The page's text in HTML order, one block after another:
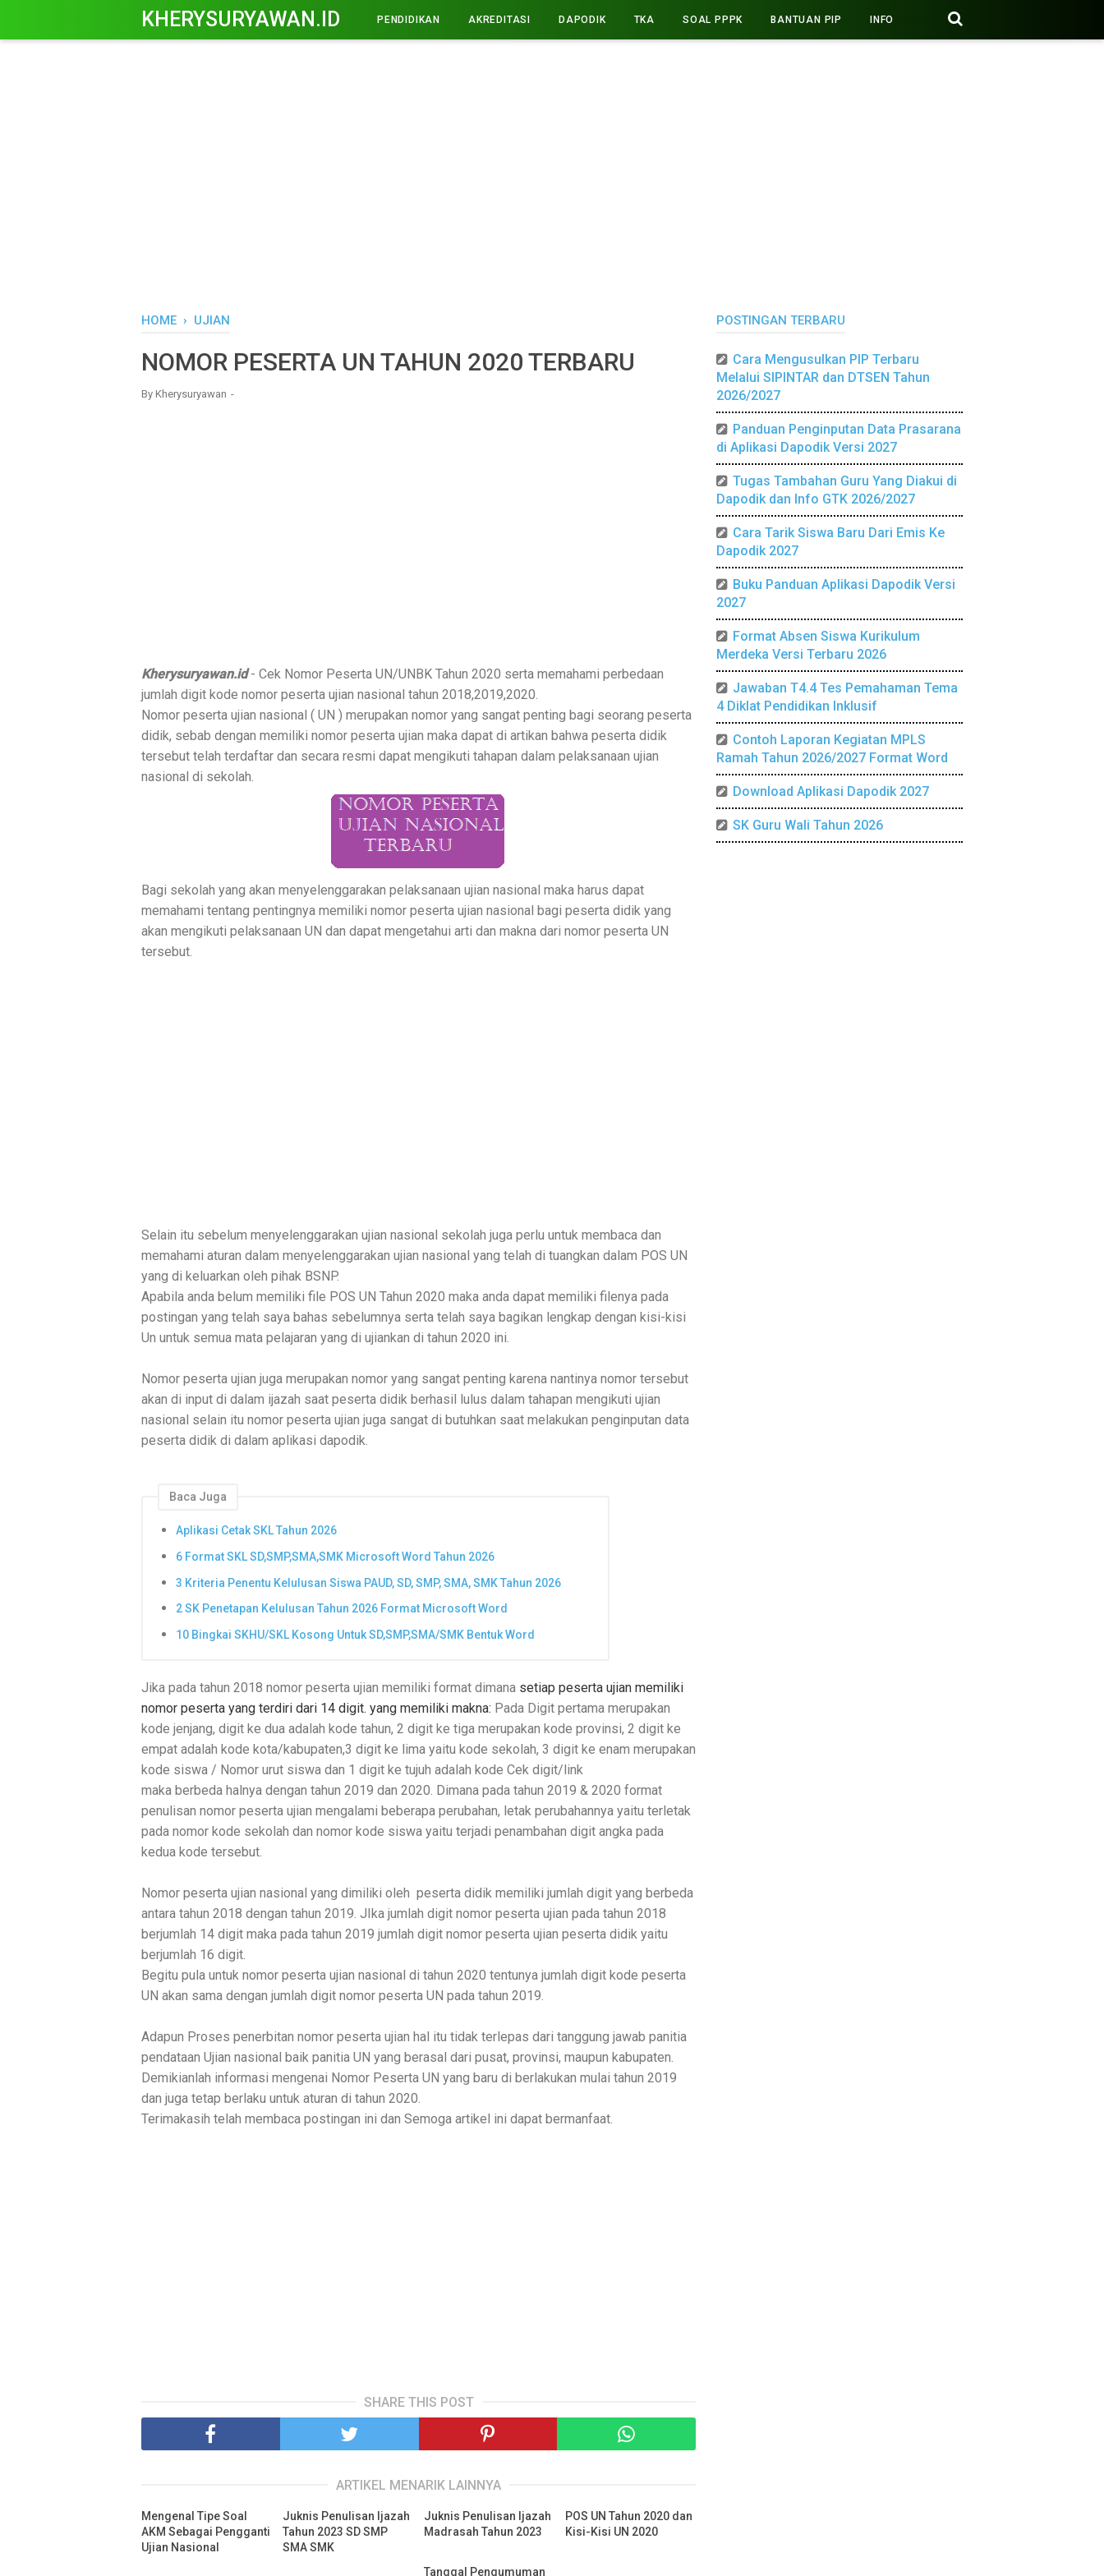
KHERYSURYAWAN.ID PENDIDIKAN AKREDITASI DAPODIK TKA SOAL PPPK BANTUAN PIP INFO
HOME › UJIAN
NOMOR PESERTA UN TAHUN 2020 TERBARU
By Kherysuryawan
Kherysuryawan.id- Cek Nomor Peserta UN/UNBK Tahun 2020 serta memahami perbedaan
jumlah digit kode nomor peserta ujian nasional tahun 2018,2019,2020.
Nomor peserta ujian nasional ( UN ) merupakan nomor yang sangat penting bagi seorang peserta
didik, sebab dengan memiliki nomor peserta ujian maka dapat di artikan bahwa peserta didik
tersebut telah terdaftar dan secara resmi dapat mengikuti tahapan dalam pelaksanaan ujian
nasional di sekolah.
Bagi sekolah yang akan menyelenggarakan pelaksanaan ujian nasional maka harus dapat
memahami tentang pentingnya memiliki nomor peserta ujian nasional bagi peserta didik yang
akan mengikuti pelaksanaan UN dan dapat mengetahui arti dan makna dari nomor peserta UN
tersebut.
Selain itu sebelum menyelenggarakan ujian nasional sekolah juga perlu untuk membaca dan
memahami aturan dalam menyelenggarakan ujian nasional yang telah di tuangkan dalam POS UN
yang di keluarkan oleh pihak BSNP.
Apabila anda belum memiliki file POS UN Tahun 2020 maka anda dapat memiliki filenya pada
postingan yang telah saya bahas sebelumnya serta telah saya bagikan lengkap dengan kisi-kisi
Un untuk semua mata pelajaran yang di ujiankan di tahun 2020 ini.
Nomor peserta ujian juga merupakan nomor yang sangat penting karena nantinya nomor tersebut
akan di input di dalam ijazah saat peserta didik berhasil lulus dalam tahapan mengikuti ujian
nasional selain itu nomor peserta ujian juga sangat di butuhkan saat melakukan penginputan data
peserta didik di dalam aplikasi dapodik.
Baca Juga
Aplikasi Cetak SKL Tahun 2026
6 Format SKL SD,SMP,SMA,SMK Microsoft Word Tahun 2026
3 Kriteria Penentu Kelulusan Siswa PAUD, SD, SMP, SMA, SMK Tahun 2026
2 SK Penetapan Kelulusan Tahun 2026 Format Microsoft Word
10 Bingkai SKHU/SKL Kosong Untuk SD,SMP,SMA/SMK Bentuk Word
Jika pada tahun 2018 nomor peserta ujian memiliki format dimana setiap peserta ujian memiliki
nomor peserta yang terdiri dari 14 digit. yang memiliki makna: Pada Digit pertama merupakan
kode jenjang, digit ke dua adalah kode tahun, 2 digit ke tiga merupakan kode provinsi, 2 digit ke
empat adalah kode kota/kabupaten,3 digit ke lima yaitu kode sekolah, 3 digit ke enam merupakan
kode siswa / Nomor urut siswa dan 1 digit ke tujuh adalah kode Cek digit/link
maka berbeda halnya dengan tahun 2019 dan 2020. Dimana pada tahun 2019 & 2020 format
penulisan nomor peserta ujian mengalami beberapa perubahan, letak perubahannya yaitu terletak
pada nomor kode sekolah dan nomor kode siswa yaitu terjadi penambahan digit angka pada
kedua kode tersebut.
Nomor peserta ujian nasional yang dimiliki oleh peserta didik memiliki jumlah digit yang berbeda
antara tahun 2018 dengan tahun 2019. JIka jumlah digit nomor peserta ujian pada tahun 2018
berjumlah 14 digit maka pada tahun 2019 jumlah digit nomor peserta ujian peserta didik yaitu
berjumlah 16 digit.
Begitu pula untuk nomor peserta ujian nasional di tahun 2020 tentunya jumlah digit kode peserta
UN akan sama dengan jumlah digit nomor peserta UN pada tahun 2019.
Adapun Proses penerbitan nomor peserta ujian hal itu tidak terlepas dari tanggung jawab panitia
pendataan Ujian nasional baik panitia UN yang berasal dari pusat, provinsi, maupun kabupaten.
Demikianlah informasi mengenai Nomor Peserta UN yang baru di berlakukan mulai tahun 2019
dan juga tetap berlaku untuk aturan di tahun 2020.
Terimakasih telah membaca postingan ini dan Semoga artikel ini dapat bermanfaat.
SHARE THIS POST
ARTIKEL MENARIK LAINNYA
Mengenal Tipe Soal
AKM Sebagai Pengganti
Ujian Nasional
Juknis Penulisan Ijazah
Tahun 2023 SD SMP
SMA SMK
Juknis Penulisan Ijazah
Madrasah Tahun 2023
POS UN Tahun 2020 dan
Kisi-Kisi UN 2020
Tanggal Pengumuman
POSTINGAN TERBARU
Cara Mengusulkan PIP Terbaru
Melalui SIPINTAR dan DTSEN Tahun
2026/2027
Panduan Penginputan Data Prasarana
di Aplikasi Dapodik Versi 2027
Tugas Tambahan Guru Yang Diakui di
Dapodik dan Info GTK 2026/2027
Cara Tarik Siswa Baru Dari Emis Ke
Dapodik 2027
Buku Panduan Aplikasi Dapodik Versi
2027
Format Absen Siswa Kurikulum
Merdeka Versi Terbaru 2026
Jawaban T4.4 Tes Pemahaman Tema
4 Diklat Pendidikan Inklusif
Contoh Laporan Kegiatan MPLS
Ramah Tahun 2026/2027 Format Word
Download Aplikasi Dapodik 2027
SK Guru Wali Tahun 2026